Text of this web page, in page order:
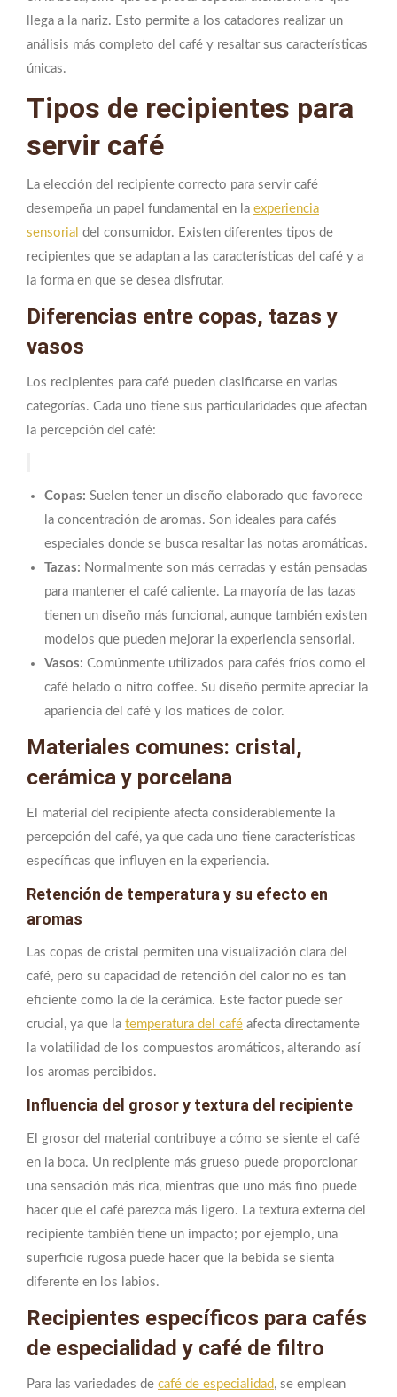
llega a la nariz. Esto permite a los catadores realizar un
análisis más completo del café y resaltar sus características
únicas.
Tipos de recipientes para
servir café
La elección del recipiente correcto para servir café
desempeña un papel fundamental en la experiencia
sensorial del consumidor. Existen diferentes tipos de
recipientes que se adaptan a las características del café y a
la forma en que se desea disfrutar.
Diferencias entre copas, tazas y
vasos
Los recipientes para café pueden clasificarse en varias
categorías. Cada uno tiene sus particularidades que afectan
la percepción del café:
Copas: Suelen tener un diseño elaborado que favorece
la concentración de aromas. Son ideales para cafés
especiales donde se busca resaltar las notas aromáticas.
Tazas: Normalmente son más cerradas y están pensadas
para mantener el café caliente. La mayoría de las tazas
tienen un diseño más funcional, aunque también existen
modelos que pueden mejorar la experiencia sensorial.
Vasos: Comúnmente utilizados para cafés fríos como el
café helado o nitro coffee. Su diseño permite apreciar la
apariencia del café y los matices de color.
Materiales comunes: cristal,
cerámica y porcelana
El material del recipiente afecta considerablemente la
percepción del café, ya que cada uno tiene características
específicas que influyen en la experiencia.
Retención de temperatura y su efecto en
aromas
Las copas de cristal permiten una visualización clara del
café, pero su capacidad de retención del calor no es tan
eficiente como la de la cerámica. Este factor puede ser
crucial, ya que la temperatura del café afecta directamente
la volatilidad de los compuestos aromáticos, alterando así
los aromas percibidos.
Influencia del grosor y textura del recipiente
El grosor del material contribuye a cómo se siente el café
en la boca. Un recipiente más grueso puede proporcionar
una sensación más rica, mientras que uno más fino puede
hacer que el café parezca más ligero. La textura externa del
recipiente también tiene un impacto; por ejemplo, una
superficie rugosa puede hacer que la bebida se sienta
diferente en los labios.
Recipientes específicos para cafés
de especialidad y café de filtro
Para las variedades de café de especialidad , se emplean